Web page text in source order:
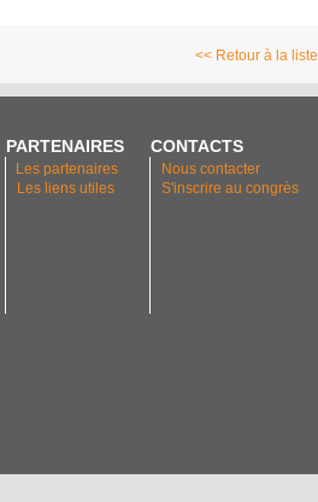
<< Retour à la liste
PARTENAIRES CONTACTS
Les partenaires
Les liens utiles
Nous contacter
S'inscrire au congrès